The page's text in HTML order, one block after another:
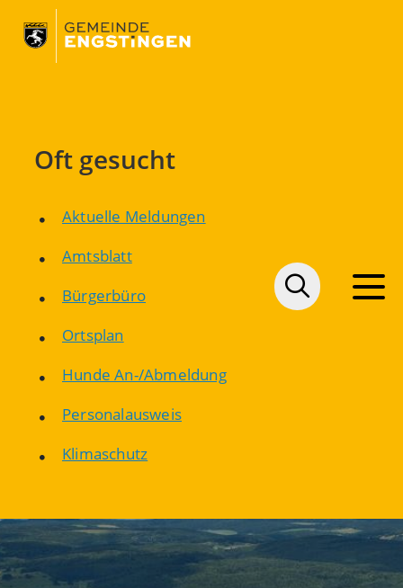
Oft gesucht
Aktuelle Meldungen
Amtsblatt
Bürgerbüro
Ortsplan
Hunde An-/Abmeldung
Personalausweis
Klimaschutz